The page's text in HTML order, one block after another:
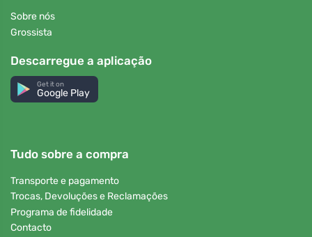
Sobre nós
Grossista
Descarregue a aplicação
Get it on
Google Play
Tudo sobre a compra
Transporte e pagamento
Trocas, Devoluções e Reclamações
Programa de fidelidade
Contacto